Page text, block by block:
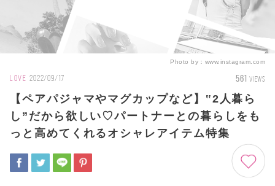
Photo by： www.instagram.com
LOVE 2022/09/17 561 VIEWS
【ペアパジャマやマグカップなど】‟2人暮ら
し”だから欲しい♡パートナーとの暮らしをも
っと高めてくれるオシャレアイテム特集